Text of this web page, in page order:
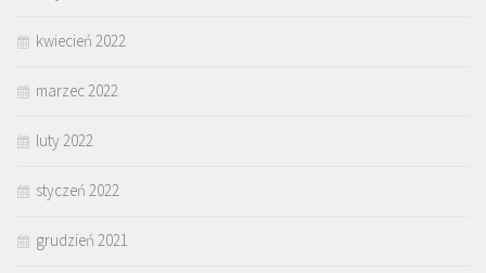
kwiecień 2022
marzec 2022
luty 2022
styczeń 2022
grudzień 2021